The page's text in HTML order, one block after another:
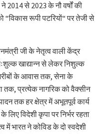
से 2023 के नौ वर्षों की
“विकास रूपी पटरियों“ पर तेजी से
जी के नेतृत्व वाली केंद्र
खाद्यान्न से लेकर निशुल्क
के आवास तक, सेना के
प्रत्येक नागरिक को वैक्सीन
तक हर क्षेत्र में अभूतपूर्व कार्य
विदेशी कृपा पर निर्भर रहता
में भारत ने कोविड के दो स्वदेशी